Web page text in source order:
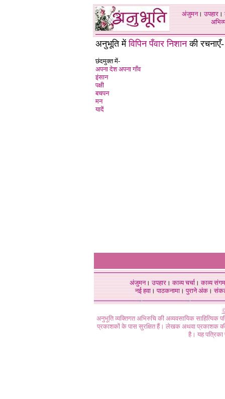
अंजुमन।उपहार।
अनुभूति मेंविपिन पँवार निशानकी रचनाएँ-
छंदमुक्त में-
अपना देश अपना गाँव
इंसान
पक्षी
बचपन
मन
यादें
अंजुमन।उपहार।काव्य चर्चा।काव्य संगम
नई हवा। पाठकनामा। पुराने अंक।
अनुभूति व्यक्तिगत अभिरुचि की अव्यवसायिक
प्रकाशकों के पास सुरक्षित हैं। लेखक अथवा प्रकाशक की
है। यह पत्रिका